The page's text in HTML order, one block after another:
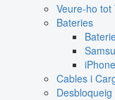
Veure-ho tot
Bateries
iPhone
Cables i